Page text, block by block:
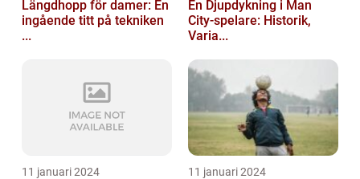
Längdhopp för damer: En
ingående titt på tekniken
...
En Djupdykning i Man
City-spelare: Historik,
Varia...
11 januari 2024 11 januari 2024